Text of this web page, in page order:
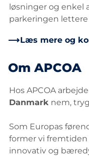
løsninger og enkel
parkeringen
Læs mere og
Om APCOA
Hos APCOA
Danmark nem,
Som Europas
former vi fremtiden
innovativ og